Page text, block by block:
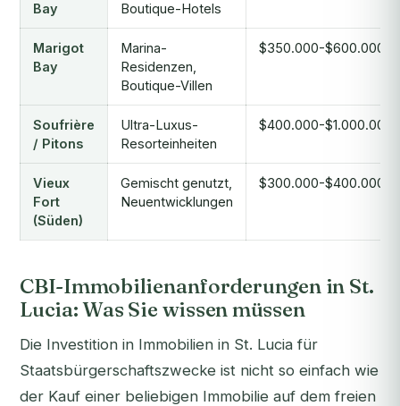
Bay
Boutique-Hotels
Marigot
Bay
Marina-
Residenzen,
Boutique-Villen
$350.000-$600.000
Soufrière
/ Pitons
Ultra-Luxus-
Resorteinheiten
$400.000-$1.000.000+
Vieux
Fort
(Süden)
Gemischt genutzt,
Neuentwicklungen
$300.000-$400.000
CBI-Immobilienanforderungen in St.
Lucia: Was Sie wissen müssen
Die Investition in Immobilien in St. Lucia für
Staatsbürgerschaftszwecke ist nicht so einfach wie
der Kauf einer beliebigen Immobilie auf dem freien